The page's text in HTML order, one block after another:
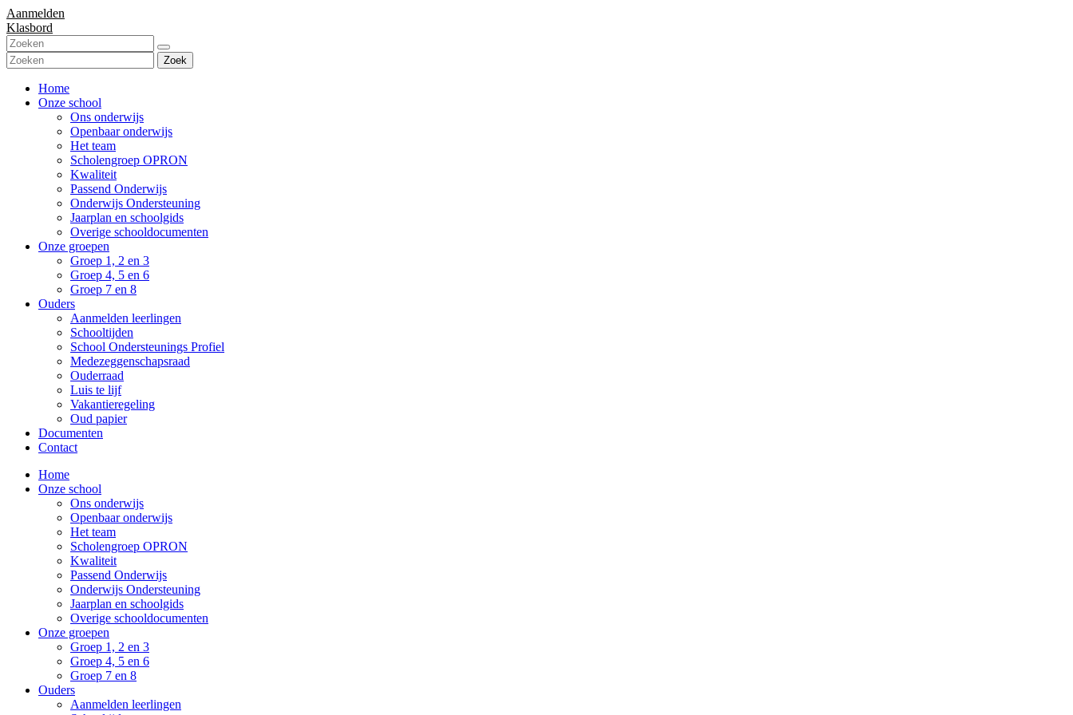
Aanmelden
Klasbord
Zoek
Home
Onze school
Ons onderwijs
Openbaar onderwijs
Het team
Scholengroep OPRON
Kwaliteit
Passend Onderwijs
Onderwijs Ondersteuning
Jaarplan en schoolgids
Overige schooldocumenten
Onze groepen
Groep 1, 2 en 3
Groep 4, 5 en 6
Groep 7 en 8
Ouders
Aanmelden leerlingen
Schooltijden
School Ondersteunings Profiel
Medezeggenschapsraad
Ouderraad
Luis te lijf
Vakantieregeling
Oud papier
Documenten
Contact
Home
Onze school
Ons onderwijs
Openbaar onderwijs
Het team
Scholengroep OPRON
Kwaliteit
Passend Onderwijs
Onderwijs Ondersteuning
Jaarplan en schoolgids
Overige schooldocumenten
Onze groepen
Groep 1, 2 en 3
Groep 4, 5 en 6
Groep 7 en 8
Ouders
Aanmelden leerlingen